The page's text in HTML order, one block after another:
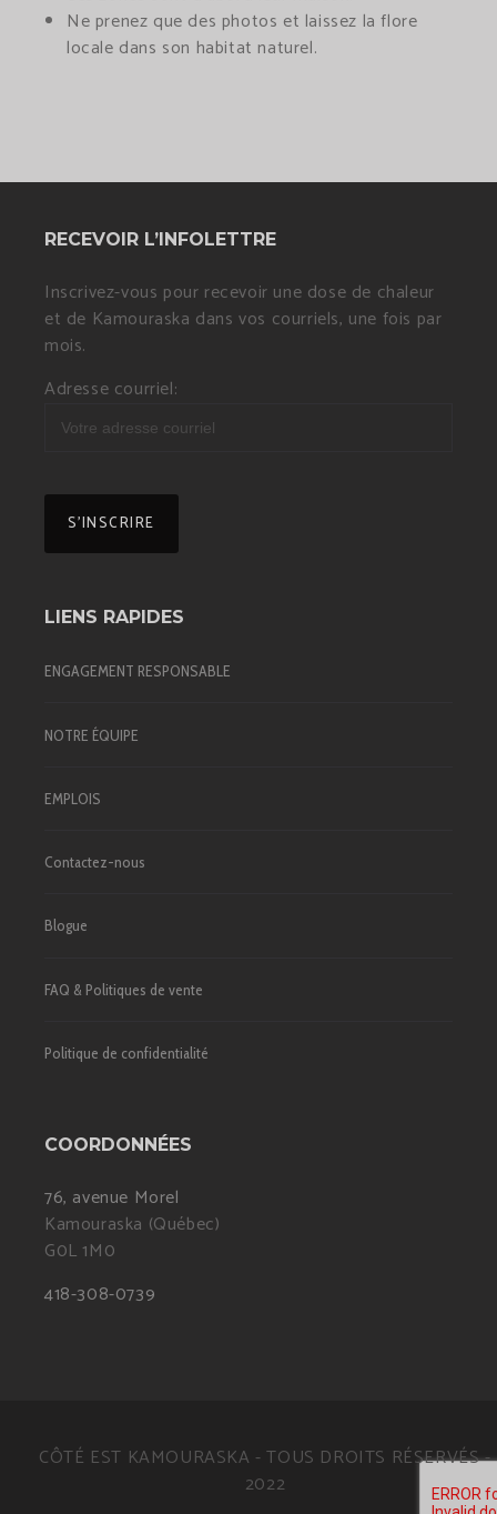
Ne prenez que des photos et laissez la flore
locale dans son habitat naturel.
RECEVOIR L’INFOLETTRE
Inscrivez-vous pour recevoir une dose de chaleur
et de Kamouraska dans vos courriels, une fois par
mois.
Adresse courriel:
LIENS RAPIDES
ENGAGEMENT RESPONSABLE
NOTRE ÉQUIPE
EMPLOIS
Contactez-nous
Blogue
FAQ & Politiques de vente
Politique de confidentialité
COORDONNÉES
76, avenue Morel
Kamouraska (Québec)
G0L 1M0
418-308-0739
CÔTÉ EST KAMOURASKA - TOUS DROITS RÉSERVÉS -
2022